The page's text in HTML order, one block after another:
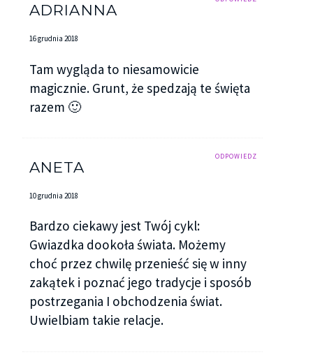
ADRIANNA
16 grudnia 2018
Tam wygląda to niesamowicie
magicznie. Grunt, że spedzają te święta
razem 🙂
ODPOWIEDZ
ANETA
10 grudnia 2018
Bardzo ciekawy jest Twój cykl:
Gwiazdka dookoła świata. Możemy
choć przez chwilę przenieść się w inny
zakątek i poznać jego tradycje i sposób
postrzegania I obchodzenia świat.
Uwielbiam takie relacje.